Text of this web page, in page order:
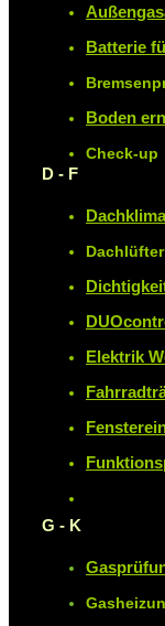
Batterie
Boden
Check-up
D - F
Elektrik
G - K